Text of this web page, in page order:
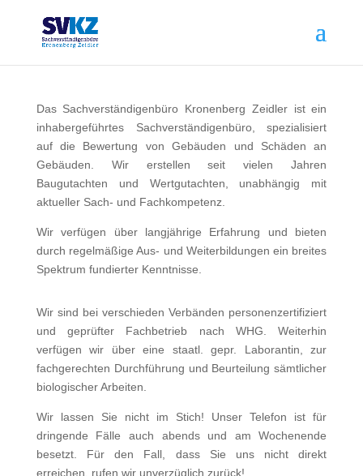
Das Sachverständigenbüro Kronenberg Zeidler ist ein
inhabergeführtes Sachverständigenbüro, spezialisiert
auf die Bewertung von Gebäuden und Schäden an
Gebäuden. Wir erstellen seit vielen Jahren
Baugutachten und Wertgutachten, unabhängig mit
aktueller Sach- und Fachkompetenz.
Wir verfügen über langjährige Erfahrung und bieten
durch regelmäßige Aus- und Weiterbildungen ein breites
Spektrum fundierter Kenntnisse.
Wir sind bei verschieden Verbänden personenzertifiziert
und geprüfter Fachbetrieb nach WHG. Weiterhin
verfügen wir über eine staatl. gepr. Laborantin, zur
fachgerechten Durchführung und Beurteilung sämtlicher
biologischer Arbeiten.
Wir lassen Sie nicht im Stich! Unser Telefon ist für
dringende Fälle auch abends und am Wochenende
besetzt. Für den Fall, dass Sie uns nicht direkt
erreichen, rufen wir unverzüglich zurück!